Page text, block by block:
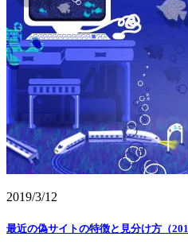
2019/3/12
最近の偽サイトの特徴と見分け方（